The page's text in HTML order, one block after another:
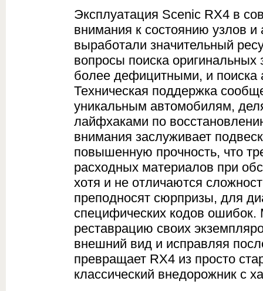
Эксплуатация Scenic RX4 в
внимания к состоянию узлов и
выработали значительный
вопросы поиска оригинальных
более дефицитными, и поиска
Техническая поддержка
уникальным автомобилям,
лайфхаками по
внимания заслуживает
повышенную прочность, что
расходных материалов при
хотя и не отличаются
преподносят сюрпризы, для
специфических кодов
реставрацию своих
внешний вид и исправляя
превращает RX4 из просто
классический внедорожник с